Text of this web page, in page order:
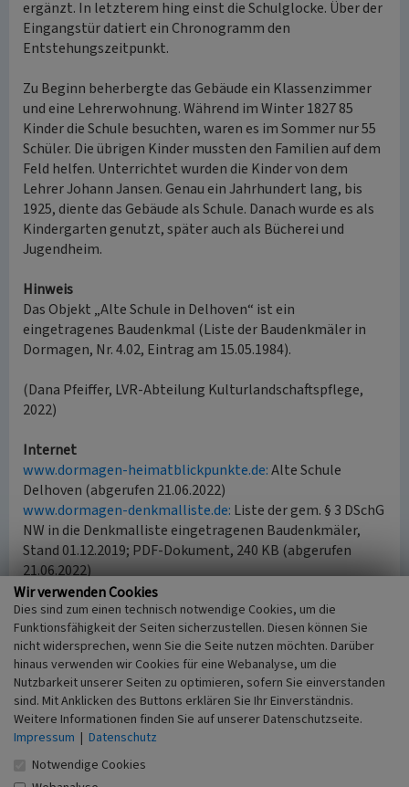
ergänzt. In letzterem hing einst die Schulglocke. Über der
Eingangstür datiert ein Chronogramm den
Entstehungszeitpunkt.
Zu Beginn beherbergte das Gebäude ein Klassenzimmer
und eine Lehrerwohnung. Während im Winter 1827 85
Kinder die Schule besuchten, waren es im Sommer nur 55
Schüler. Die übrigen Kinder mussten den Familien auf dem
Feld helfen. Unterrichtet wurden die Kinder von dem
Lehrer Johann Jansen. Genau ein Jahrhundert lang, bis
1925, diente das Gebäude als Schule. Danach wurde es als
Kindergarten genutzt, später auch als Bücherei und
Jugendheim.
Hinweis
Das Objekt „Alte Schule in Delhoven“ ist ein
eingetragenes Baudenkmal (Liste der Baudenkmäler in
Dormagen, Nr. 4.02, Eintrag am 15.05.1984).
(Dana Pfeiffer, LVR-Abteilung Kulturlandschaftspflege,
2022)
Internet
www.dormagen-heimatblickpunkte.de:Alte Schule
Delhoven (abgerufen 21.06.2022)
www.dormagen-denkmalliste.de: Liste der gem. § 3 DSchG
NW in die Denkmalliste eingetragenen Baudenkmäler,
Stand 01.12.2019; PDF-Dokument, 240 KB (abgerufen
21.06.2022)
de.wikipedia.org:Liste der Baudenkmäler in Dormagen
(abgerufen 21.06.2022)
Alte Schule in Delhoven
Schlagwörter
Schulgebäude
Straße / Hausnummer
Ort
Wir verwenden Cookies
Dies sind zum einen technisch notwendige Cookies, um die
Funktionsfähigkeit der Seiten sicherzustellen. Diesen können Sie
nicht widersprechen, wenn Sie die Seite nutzen möchten. Darüber
hinaus verwenden wir Cookies für eine Webanalyse, um die
Nutzbarkeit unserer Seiten zu optimieren, sofern Sie einverstanden
sind. Mit Anklicken des Buttons erklären Sie Ihr Einverständnis.
Weitere Informationen finden Sie auf unserer Datenschutzseite.
Impressum | Datenschutz
Notwendige Cookies